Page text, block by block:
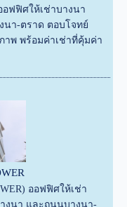
อฟฟิศให้เช่าบางนา
นา-ตราด ตอบโจทย์
าพ พร้อมค่าเช่าที่คุ้มค่า
ออฟฟิศให้เช่า
งนา และถนนบางนา-